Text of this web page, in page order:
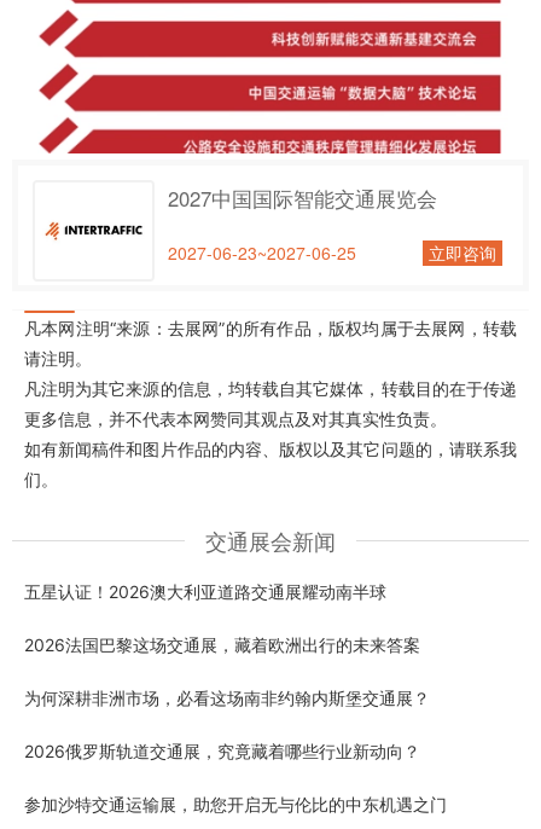
2027中国国际智能交通展览会
2027-06-23~2027-06-25 立即咨询
凡本网注明“来源：去展网”的所有作品，版权均属于去展网，转载
请注明。
凡注明为其它来源的信息，均转载自其它媒体，转载目的在于传递
更多信息，并不代表本网赞同其观点及对其真实性负责。
如有新闻稿件和图片作品的内容、版权以及其它问题的，请联系我
们。
交通展会新闻
五星认证！2026澳大利亚道路交通展耀动南半球
2026法国巴黎这场交通展，藏着欧洲出行的未来答案
为何深耕非洲市场，必看这场南非约翰内斯堡交通展？
2026俄罗斯轨道交通展，究竟藏着哪些行业新动向？
参加沙特交通运输展，助您开启无与伦比的中东机遇之门